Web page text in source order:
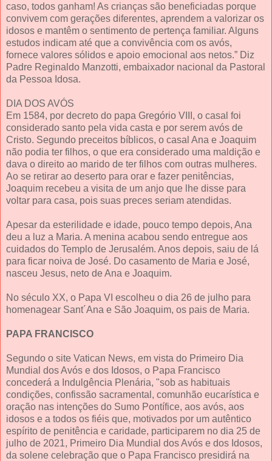
caso, todos ganham! As crianças são beneficiadas porque
convivem com gerações diferentes, aprendem a valorizar os
idosos e mantêm o sentimento de pertença familiar. Alguns
estudos indicam até que a convivência com os avós,
fornece valores sólidos e apoio emocional aos netos.” Diz
Padre Reginaldo Manzotti, embaixador nacional da Pastoral
da Pessoa Idosa.
DIA DOS AVÓS
Em 1584, por decreto do papa Gregório VIII, o casal foi
considerado santo pela vida casta e por serem avós de
Cristo. Segundo preceitos bíblicos, o casal Ana e Joaquim
não podia ter filhos, o que era considerado uma maldição e
dava o direito ao marido de ter filhos com outras mulheres.
Ao se retirar ao deserto para orar e fazer penitências,
Joaquim recebeu a visita de um anjo que lhe disse para
voltar para casa, pois suas preces seriam atendidas.
Apesar da esterilidade e idade, pouco tempo depois, Ana
deu a luz a Maria. A menina acabou sendo entregue aos
cuidados do Templo de Jerusalém. Anos depois, saiu de lá
para ficar noiva de José. Do casamento de Maria e José,
nasceu Jesus, neto de Ana e Joaquim.
No século XX, o Papa VI escolheu o dia 26 de julho para
homenagear Sant´Ana e São Joaquim, os pais de Maria.
PAPA FRANCISCO
Segundo o site Vatican News, em vista do Primeiro Dia
Mundial dos Avós e dos Idosos, o Papa Francisco
concederá a Indulgência Plenária, "sob as habituais
condições, confissão sacramental, comunhão eucarística e
oração nas intenções do Sumo Pontífice, aos avós, aos
idosos e a todos os fiéis que, motivados por um autêntico
espírito de penitência e caridade, participarem no dia 25 de
julho de 2021, Primeiro Dia Mundial dos Avós e dos Idosos,
da solene celebração que o Papa Francisco presidirá na